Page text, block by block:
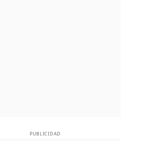
PUBLICIDAD